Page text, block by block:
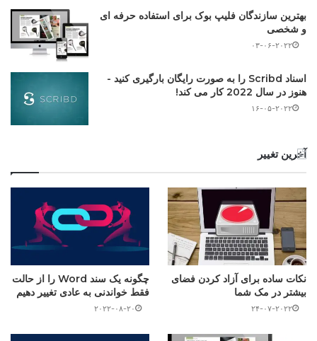
بهترین سازندگان فلیپ بوک برای استفاده حرفه ای
و شخصی
۰۳-۰۶-۲۰۲۲
اسناد Scribd را به صورت رایگان بارگیری کنید -
هنوز در سال 2022 کار می کند!
۱۶-۰۵-۲۰۲۲
آخرین تغییر
چگونه یک سند Word را از حالت
فقط خواندنی به عادی تغییر دهیم
۲۰۲۲-۰۸-۲۰
نکات ساده برای آزاد کردن فضای
بیشتر در مک شما
۲۴-۰۷-۲۰۲۲